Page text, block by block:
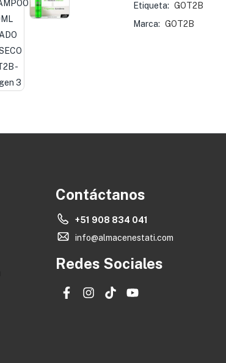
Etiqueta: GOT2B
Marca: GOT2B
Contáctanos
+51 908 834 041
info@almacenestati.com
Redes Sociales